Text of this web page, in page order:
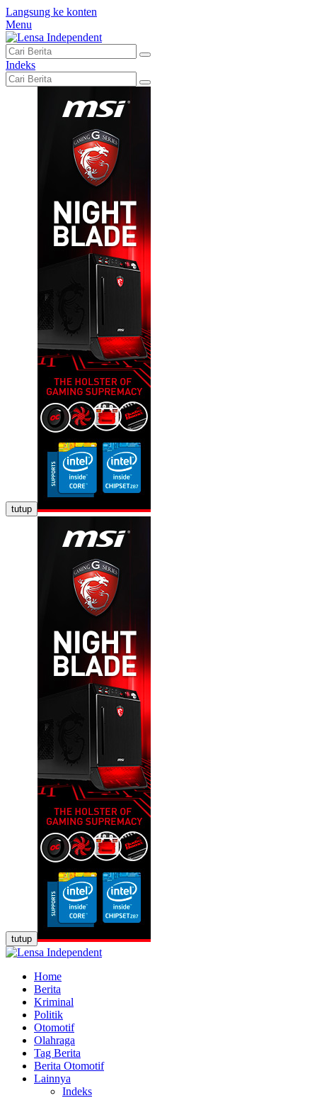
Langsung ke konten
Menu
Indeks
tutup
tutup
Home
Berita
Kriminal
Politik
Otomotif
Olahraga
Tag Berita
Berita Otomotif
Lainnya
Indeks